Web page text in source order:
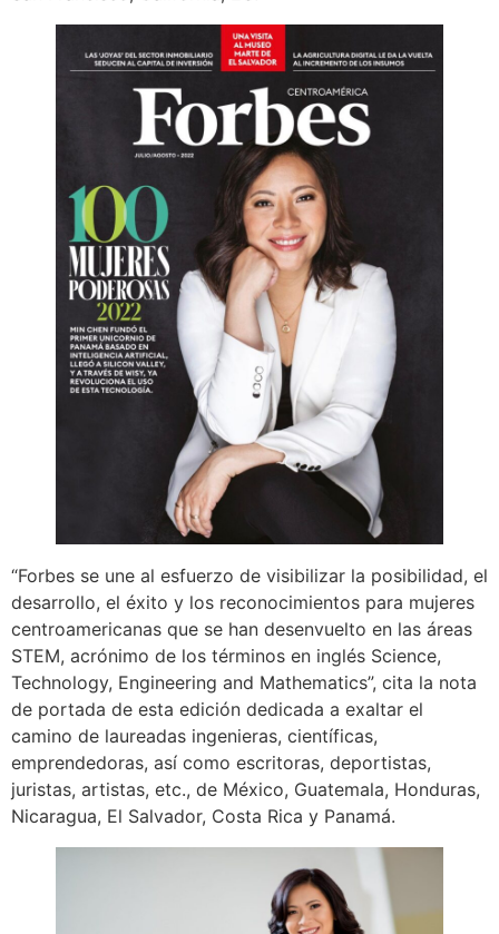
“Forbes se une al esfuerzo de visibilizar la posibilidad, el
desarrollo, el éxito y los reconocimientos para mujeres
centroamericanas que se han desenvuelto en las áreas
STEM, acrónimo de los términos en inglés Science,
Technology, Engineering and Mathematics”, cita la nota
de portada de esta edición dedicada a exaltar el
camino de laureadas ingenieras, científicas,
emprendedoras, así como escritoras, deportistas,
juristas, artistas, etc., de México, Guatemala, Honduras,
Nicaragua, El Salvador, Costa Rica y Panamá.